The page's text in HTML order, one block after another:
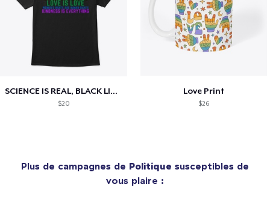
SCIENCE IS REAL, BLACK LIVES MATTER
$20
Love Print
$26
Plus de campagnes de Politique susceptibles de
vous plaire :